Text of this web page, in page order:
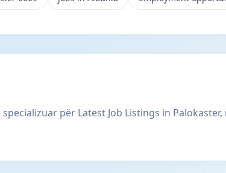
për Latest Job Listings in